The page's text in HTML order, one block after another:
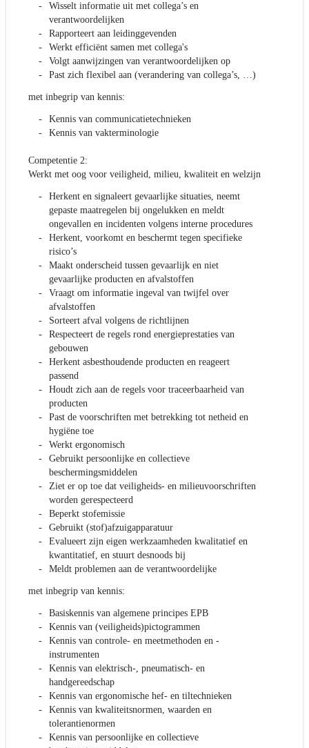
Wisselt informatie uit met collega’s en
verantwoordelijken
Rapporteert aan leidinggevenden
Werkt efficiënt samen met collega's
Volgt aanwijzingen van verantwoordelijken op
Past zich flexibel aan (verandering van collega’s, …)
met inbegrip van kennis:
Kennis van communicatietechnieken
Kennis van vakterminologie
Competentie 2:
Werkt met oog voor veiligheid, milieu, kwaliteit en welzijn
Herkent en signaleert gevaarlijke situaties, neemt
gepaste maatregelen bij ongelukken en meldt
ongevallen en incidenten volgens interne procedures
Herkent, voorkomt en beschermt tegen specifieke
risico’s
Maakt onderscheid tussen gevaarlijk en niet
gevaarlijke producten en afvalstoffen
Vraagt om informatie ingeval van twijfel over
afvalstoffen
Sorteert afval volgens de richtlijnen
Respecteert de regels rond energieprestaties van
gebouwen
Herkent asbesthoudende producten en reageert
passend
Houdt zich aan de regels voor traceerbaarheid van
producten
Past de voorschriften met betrekking tot netheid en
hygiëne toe
Werkt ergonomisch
Gebruikt persoonlijke en collectieve
beschermingsmiddelen
Ziet er op toe dat veiligheids- en milieuvoorschriften
worden gerespecteerd
Beperkt stofemissie
Gebruikt (stof)afzuigapparatuur
Evalueert zijn eigen werkzaamheden kwalitatief en
kwantitatief, en stuurt desnoods bij
Meldt problemen aan de verantwoordelijke
met inbegrip van kennis:
Basiskennis van algemene principes EPB
Kennis van (veiligheids)pictogrammen
Kennis van controle- en meetmethoden en -
instrumenten
Kennis van elektrisch-, pneumatisch- en
handgereedschap
Kennis van ergonomische hef- en tiltechnieken
Kennis van kwaliteitsnormen, waarden en
tolerantienormen
Kennis van persoonlijke en collectieve